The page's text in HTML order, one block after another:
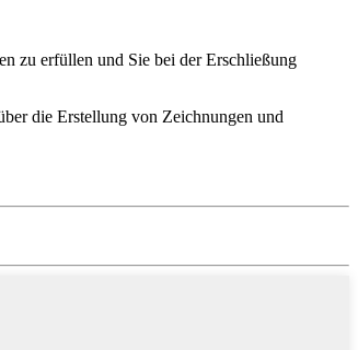
zu erfüllen und Sie bei der Erschließung
die Erstellung von Zeichnungen und